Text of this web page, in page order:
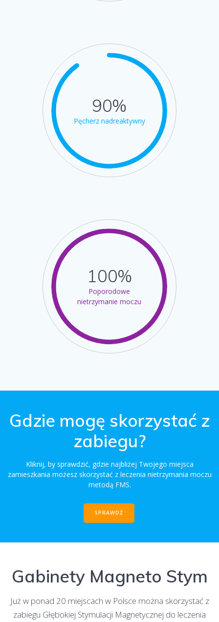
90%
Pęcherz nadreaktywny
100%
Poporodowe
nietrzymanie moczu
Gdzie mogę skorzystać z
zabiegu?
Kliknij, by sprawdzić, gdzie najbliżej Twojego miejsca
zamieszkania możesz skorzystać z leczenia nietrzymania moczu
metodą FMS.
SPRAWDŹ
Gabinety Magneto Stym
Już w ponad 20 miejscach w Polsce można skorzystać z
zabiegu Głębokiej Stymulacji Magnetycznej do leczenia